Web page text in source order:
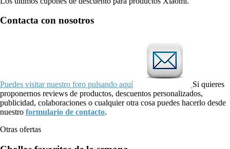
Contacta con nosotros
Puedes visitar nuestro foro pulsando aquí
Si quieres
proponernos reviews de productos, descuentos personalizados,
publicidad, colaboraciones o cualquier otra cosa puedes hacerlo desde
nuestro formulario de contacto.
Otras ofertas